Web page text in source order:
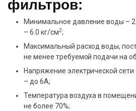
фильтров:
Минимальное давление воды –
– 6.0 кг/см2;
Максимальный расход воды,
не менее требуемой подачи на
Напряжение электрической сети
– до 6А;
Температура воздуха в
не более 70%;